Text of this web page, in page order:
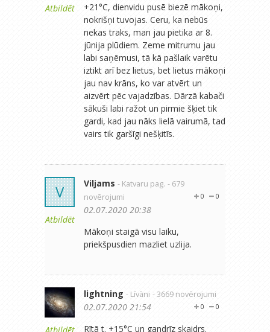
Atbildēt
+21°C, dienvidu pusē biezē mākoņi,
nokrišņi tuvojas. Ceru, ka nebūs
nekas traks, man jau pietika ar 8.
jūnija plūdiem. Zeme mitrumu jau
labi saņēmusi, tā kā pašlaik varētu
iztikt arī bez lietus, bet lietus mākoņi
jau nav krāns, ko var atvērt un
aizvērt pēc vajadzības. Dārzā kabači
sākuši labi ražot un pirmie šķiet tik
gardi, kad jau nāks lielā vairumā, tad
vairs tik garšīgi nešķitīs.
V
Atbildēt
Viljams - Katvaru pag. - 679
novērojumi
0
0
02.07.2020 20:38
Mākoņi staigā visu laiku,
priekšpusdien mazliet uzlija.
lightning - Līvāni - 3669 novērojumi
0
0
02.07.2020 21:54
Rītā t. +15°C un gandrīz skaidrs.